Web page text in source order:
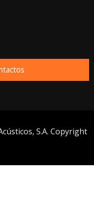
S.A. Copyright